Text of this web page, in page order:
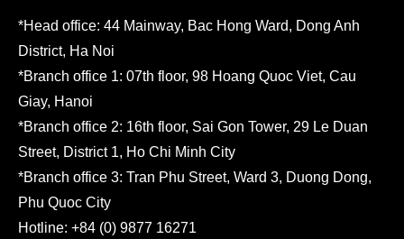
*Head office: 44 Mainway, Bac Hong Ward, Dong Anh
District, Ha Noi
*Branch office 1: 07th floor, 98 Hoang Quoc Viet, Cau
Giay, Hanoi
*Branch office 2: 16th floor, Sai Gon Tower, 29 Le Duan
Street, District 1, Ho Chi Minh City
*Branch office 3: Tran Phu Street, Ward 3, Duong Dong,
Phu Quoc City
Hotline: +84 (0) 9877 16271